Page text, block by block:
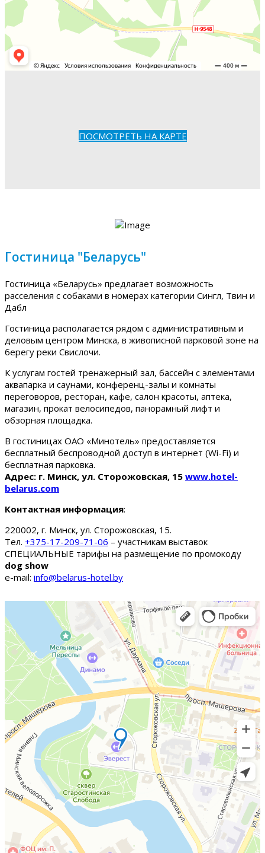
ПОСМОТРЕТЬ НА КАРТЕ
Гостиница "Беларусь"
Гостиница «Беларусь» предлагает возможность
расселения с собаками в номерах категории Сингл, Твин и
Дабл
Гостиница располагается рядом с административным и
деловым центром Минска, в живописной парковой зоне на
берегу реки Свислочи.
К услугам гостей тренажерный зал, бассейн с элементами
аквапарка и саунами, конференц-залы и комнаты
переговоров, ресторан, кафе, салон красоты, аптека,
магазин, прокат велосипедов, панорамный лифт и
обзорная площадка.
В гостиницах ОАО «Минотель» предоставляется
бесплатный беспроводной доступ в интернет (Wi-Fi) и
бесплатная парковка.
Адрес: г. Минск, ул. Сторожовская, 15 www.hotel-
belarus.com
Контактная информация:
220002, г. Минск, ул. Сторожовская, 15.
Тел. +375-17-209-71-06 – участникам выставок
СПЕЦИАЛЬНЫЕ тарифы на размещение по промокоду
dog show
e-mail: info@belarus-hotel.by